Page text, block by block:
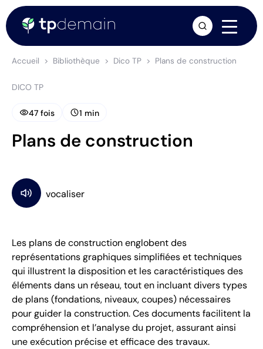
Accueil Bibliothèque Dico TP Plans de construction
DICO TP
visibility47 fois schedule1 min
Plans de construction
Les plans de construction englobent des
représentations graphiques simplifiées et techniques
qui illustrent la disposition et les caractéristiques des
éléments dans un réseau, tout en incluant divers types
de plans (fondations, niveaux, coupes) nécessaires
pour guider la construction. Ces documents facilitent la
compréhension et l’analyse du projet, assurant ainsi
une exécution précise et efficace des travaux.
arrow_forward